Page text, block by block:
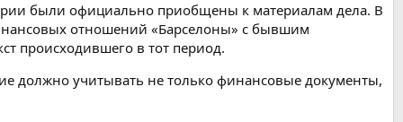
были официально приобщены к материалам дела. В
отношений «Барселоны» с бывшим
происходившего в тот период.
должно учитывать не только финансовые документы,